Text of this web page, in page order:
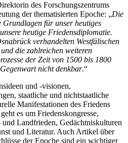
des Forschungszentrums
der thematisierten Epoche: „Die
für unser heutiges
heutige Friedensdiplomatie.
verhandelten Westfälischen
die zahlreichen weiteren
der Zeit von 1500 bis 1800
nicht denkbar.“
und -visionen,
staatliche und nichtstaatliche
Manifestationen des Friedens
es um Friedenskongresse,
Landfrieden, Gedächtniskulturen
und Literatur. Auch Artikel über
der Epoche sind ein wichtiger